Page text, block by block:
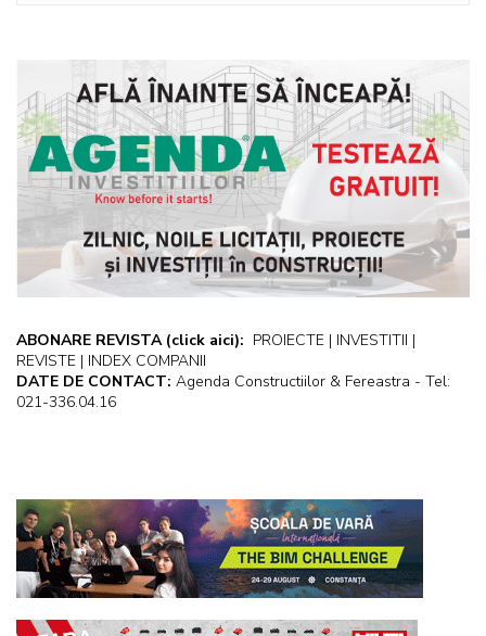
ABONARE REVISTA (click aici): PROIECTE | INVESTITII |
REVISTE | INDEX COMPANII
DATE DE CONTACT: Agenda Constructiilor & Fereastra - Tel:
021-336.04.16